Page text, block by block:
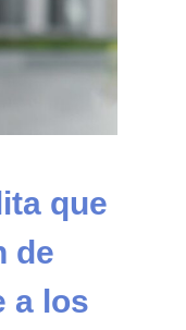
que
de
a los